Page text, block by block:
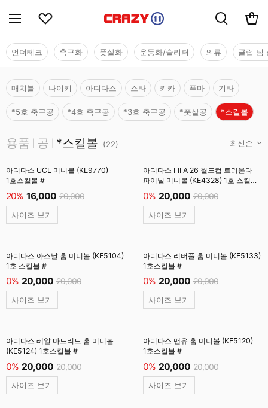
언더테크 축구화 풋살화 운동화/슬리퍼 의류 클럽 팀
매치볼 나이키 아디다스 스타 키카 푸마 기타
*5호 축구공 *4호 축구공 *3호 축구공 *풋살공 *스킬볼
용품 공 *스킬볼 (22)
아디다스 UCL 미니볼 (KE9770)
1호스킬볼 #
20% 16,000 20,000
사이즈 보기
아디다스 FIFA 26 월드컵 트리온다
파이널 미니볼 (KE4328) 1호 스킬볼/
백색 #
0% 20,000 20,000
사이즈 보기
아디다스 아스날 홈 미니볼 (KE5104)
1호 스킬볼 #
0% 20,000 20,000
사이즈 보기
아디다스 리버풀 홈 미니볼 (KE5133)
1호스킬볼 #
0% 20,000 20,000
사이즈 보기
아디다스 레알 마드리드 홈 미니볼
(KE5124) 1호스킬볼 #
0% 20,000 20,000
사이즈 보기
아디다스 맨유 홈 미니볼 (KE5120)
1호스킬볼 #
0% 20,000 20,000
사이즈 보기